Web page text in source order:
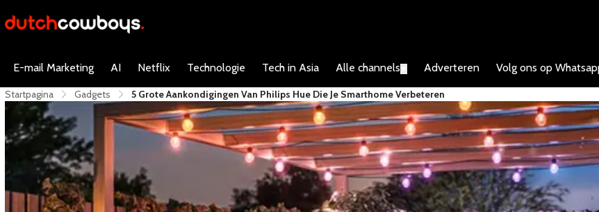
E-mail Marketing AI Netflix Technologie Tech in Asia Alle channels Adverteren Volg ons op
Startpagina Gadgets 5 Grote Aankondigingen Van Philips Hue Die Je Smarthome Verbeteren